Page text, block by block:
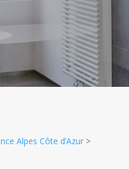
Alpes Côte d’Azur>